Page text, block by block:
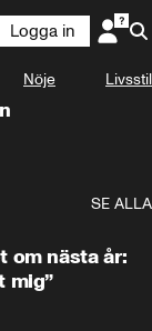
Logga in
Nöje Livsstil
SE ALLA
om nästa år:
mig”